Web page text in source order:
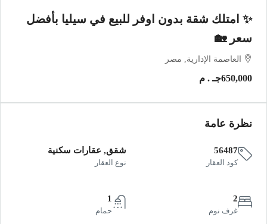
✨ امتلك شقة بدون اوفر للبيع في سيليا بأفضل
سعر 🏡
العاصمة الإدارية, مصر
650,000جـ . م
نظرة عامة
56487
كود العقار
شقق, عقارات سكنية
نوع العقار
2
غرف نوم
1
حمام